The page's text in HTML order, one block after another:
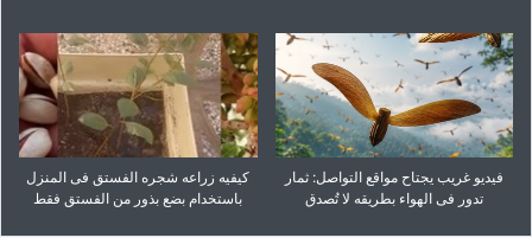
فیدیو غریب یجتاح مواقع التواصل: ثمار
تدور فی الهواء بطریقه لا تُصدق
کیفیه زراعه شجره الفستق فی المنزل
باستخدام بضع بذور من الفستق فقط